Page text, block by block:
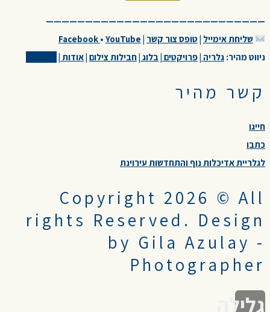
————————————————————————————
שליחת אימייל |טופס צור קשר |
Facebook • YouTube
ניווט מהיר: גלריה |פרויקטים |בלוג |חבילות צילום |אודות |
קשר מהיר
חייגו
כתבו
לגלריית אדיכלות נוף והתחדשות עירוינת
Copyright 2026 © All
rights Reserved. Design
by Gila Azulay -
Photographer
גלילה